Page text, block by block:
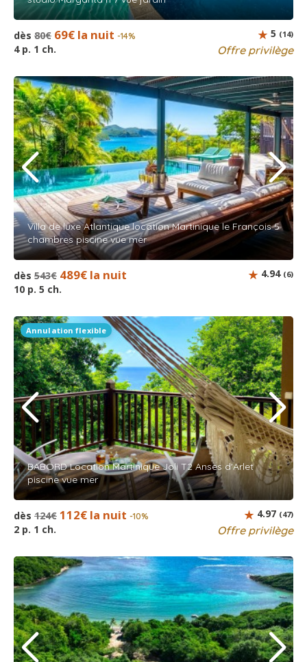
dès 80€ 69€ la nuit -14%
4 p. 1 ch. Offre privilège
5 (14)
Villa de luxe Atlantique location Martinique le François 5
chambres piscine vue mer
dès 543€ 489€ la nuit
10 p. 5 ch.
4.94 (6)
Annulation flexible
BABORD Location Martinique Joli T2 Anses d'Arlet
piscine vue mer
dès 124€ 112€ la nuit -10%
2 p. 1 ch. Offre privilège
4.97 (47)